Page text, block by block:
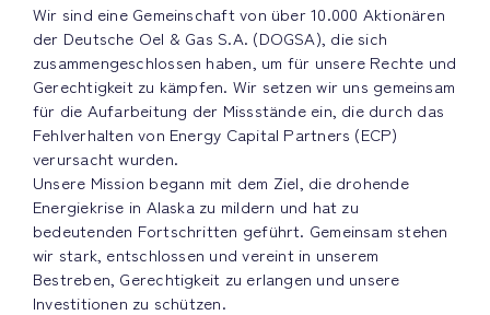
Wir sind eine Gemeinschaft von über 10.000 Aktionären
der Deutsche Oel & Gas S.A. (DOGSA), die sich
zusammengeschlossen haben, um für unsere Rechte und
Gerechtigkeit zu kämpfen. Wir setzen wir uns gemeinsam
für die Aufarbeitung der Missstände ein, die durch das
Fehlverhalten von Energy Capital Partners (ECP)
verursacht wurden.
Unsere Mission begann mit dem Ziel, die drohende
Energiekrise in Alaska zu mildern und hat zu
bedeutenden Fortschritten geführt. Gemeinsam stehen
wir stark, entschlossen und vereint in unserem
Bestreben, Gerechtigkeit zu erlangen und unsere
Investitionen zu schützen.